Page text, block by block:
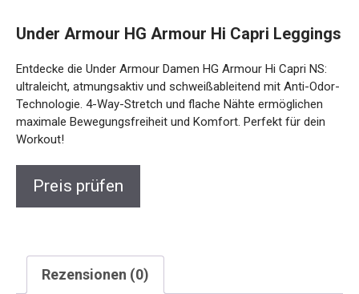
Under Armour HG Armour Hi Capri Leggings
Entdecke die Under Armour Damen HG Armour Hi Capri NS:
ultraleicht, atmungsaktiv und schweißableitend mit Anti-Odor-
Technologie. 4-Way-Stretch und flache Nähte ermöglichen
maximale Bewegungsfreiheit und Komfort. Perfekt für dein
Workout!
Preis prüfen
Rezensionen (0)